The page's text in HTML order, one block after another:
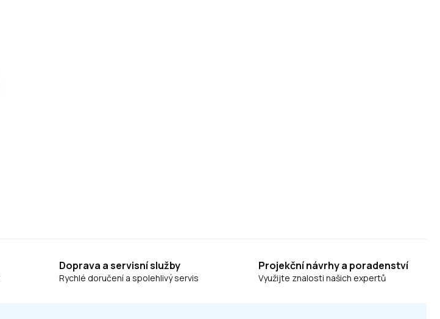
Doprava a servisní služby
Rychlé doručení a spolehlivý servis
Projekční návrhy a poradenství
Využijte znalosti našich expertů